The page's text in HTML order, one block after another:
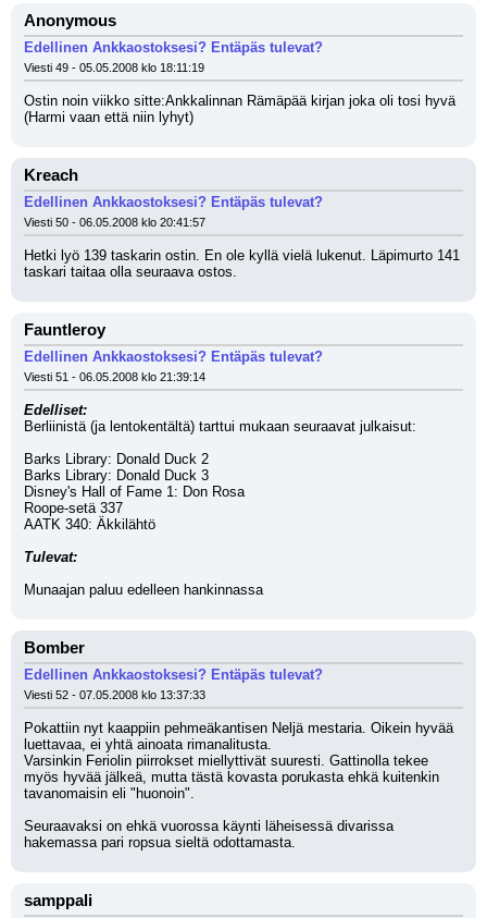
Anonymous
Edellinen Ankkaostoksesi? Entäpäs tulevat?
Viesti 49 - 05.05.2008 klo 18:11:19
Ostin noin viikko sitte:Ankkalinnan Rämäpää kirjan joka oli tosi hyvä
(Harmi vaan että niin lyhyt)
Kreach
Edellinen Ankkaostoksesi? Entäpäs tulevat?
Viesti 50 - 06.05.2008 klo 20:41:57
Hetki lyö 139 taskarin ostin. En ole kyllä vielä lukenut. Läpimurto 141
taskari taitaa olla seuraava ostos.
Fauntleroy
Edellinen Ankkaostoksesi? Entäpäs tulevat?
Viesti 51 - 06.05.2008 klo 21:39:14
Edelliset:
Berliinistä (ja lentokentältä) tarttui mukaan seuraavat julkaisut:
Barks Library: Donald Duck 2
Barks Library: Donald Duck 3
Disney's Hall of Fame 1: Don Rosa
Roope-setä 337
AATK 340: Äkkilähtö
Tulevat:
Munaajan paluu edelleen hankinnassa
Bomber
Edellinen Ankkaostoksesi? Entäpäs tulevat?
Viesti 52 - 07.05.2008 klo 13:37:33
Pokattiin nyt kaappiin pehmeäkantisen Neljä mestaria. Oikein hyvää
luettavaa, ei yhtä ainoata rimanalitusta.
Varsinkin Feriolin piirrokset miellyttivät suuresti. Gattinolla tekee
myös hyvää jälkeä, mutta tästä kovasta porukasta ehkä kuitenkin
tavanomaisin eli "huonoin".
Seuraavaksi on ehkä vuorossa käynti läheisessä divarissa
hakemassa pari ropsua sieltä odottamasta.
samppali